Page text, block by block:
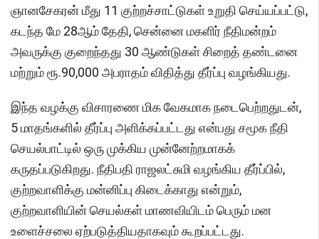
ஞானசேகரன் மீது 11 குற்றச்சாட்டுகள் உறுதி செய்யப்பட்டு,
கடந்த மே 28ஆம் தேதி, சென்னை மகளிர் நீதிமன்றம்
அவருக்கு குறைந்தது 30 ஆண்டுகள் சிறைத் தண்டனை
மற்றும் ரூ.90,000 அபராதம் விதித்து தீர்ப்பு வழங்கியது.
இந்த வழக்கு விசாரணை மிக வேகமாக நடைபெற்றதுடன்,
5 மாதங்களில் தீர்ப்பு அளிக்கப்பட்டது என்பது சமூக நீதி
செயல்பாட்டில் ஒரு முக்கிய முன்னேற்றமாகக்
கருதப்படுகிறது. நீதிபதி ராஜலட்சுமி வழங்கிய தீர்ப்பில்,
குற்றவாளிக்கு மன்னிப்பு கிடைக்காது என்றும்,
குற்றவாளியின் செயல்கள் மாணவியிடம் பெரும் மன
உளைச்சலை ஏற்படுத்தியதாகவும் கூறப்பட்டது.